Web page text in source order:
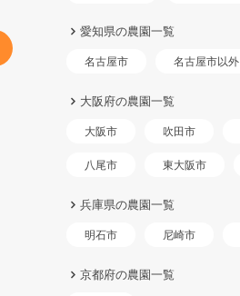
愛知県の農園一覧
名古屋市 名古屋市以外
大阪府の農園一覧
大阪市 吹田市
八尾市 東大阪市
兵庫県の農園一覧
明石市 尼崎市
京都府の農園一覧